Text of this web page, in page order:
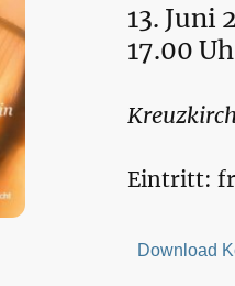
13. Juni
17.00
Eintritt:
Download